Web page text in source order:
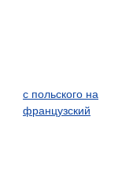
с польского на
французский